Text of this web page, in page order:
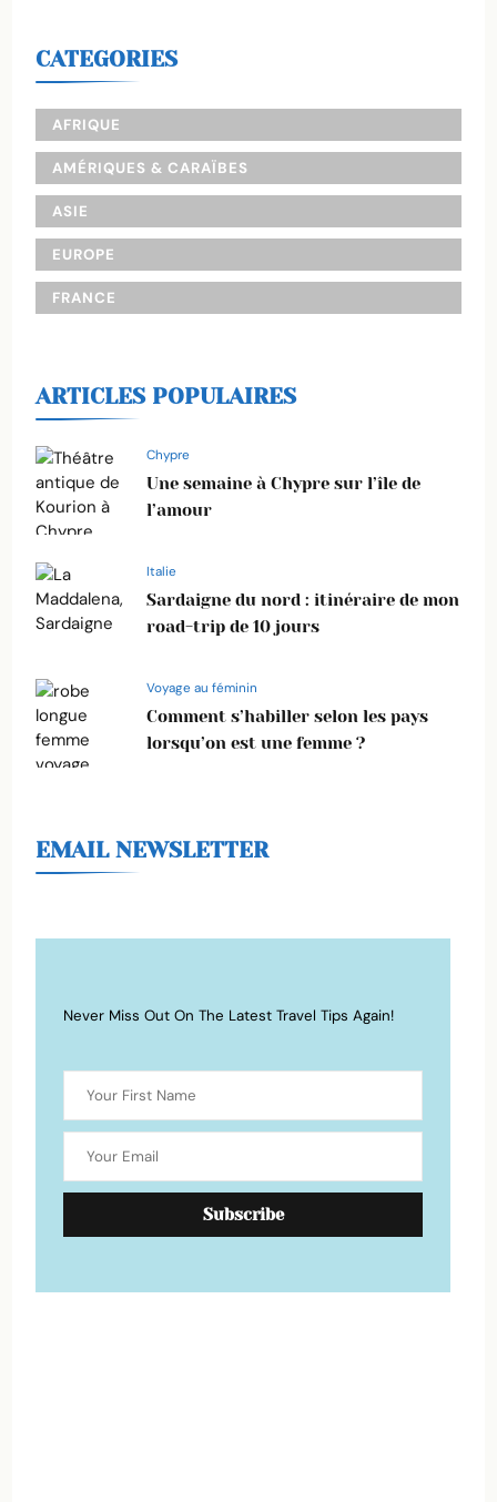
CATEGORIES
AFRIQUE
AMÉRIQUES & CARAÏBES
ASIE
EUROPE
FRANCE
ARTICLES POPULAIRES
Chypre
Une semaine à Chypre sur l’île de
l’amour
Italie
Sardaigne du nord : itinéraire de mon
road-trip de 10 jours
Voyage au féminin
Comment s’habiller selon les pays
lorsqu’on est une femme ?
EMAIL NEWSLETTER
Never Miss Out On The Latest Travel Tips Again!